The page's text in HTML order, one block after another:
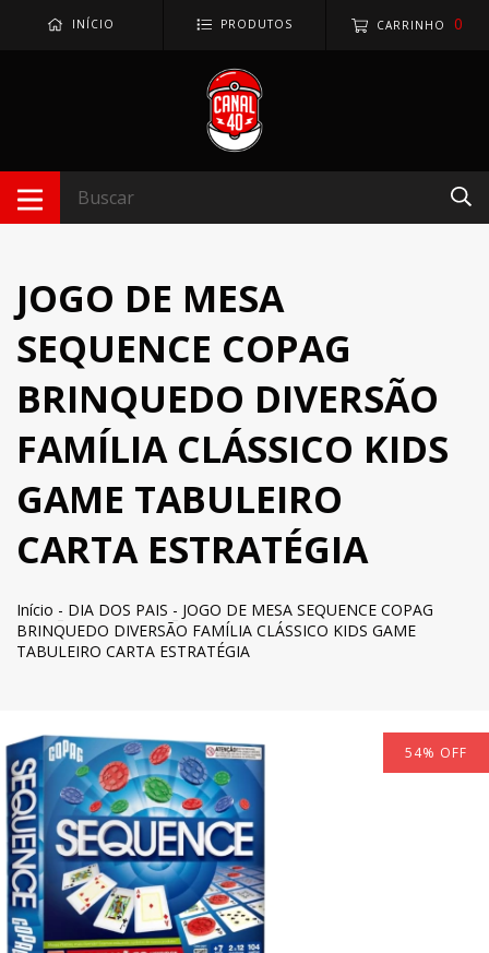
INÍCIO PRODUTOS CARRINHO 0
JOGO DE MESA
SEQUENCE COPAG
BRINQUEDO DIVERSÃO
FAMÍLIA CLÁSSICO KIDS
GAME TABULEIRO
CARTA ESTRATÉGIA
Início - DIA DOS PAIS - JOGO DE MESA SEQUENCE COPAG
BRINQUEDO DIVERSÃO FAMÍLIA CLÁSSICO KIDS GAME
TABULEIRO CARTA ESTRATÉGIA
54% OFF